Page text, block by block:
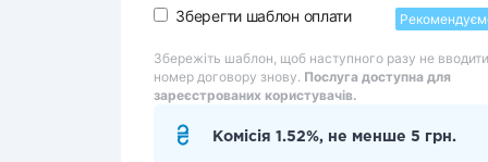
Зберегти шаблон оплати
Збережіть шаблон, щоб наступного разу не вводити
номер договору знову. Послуга доступна для
зареєстрованих користувачів.
Комісія 1.52%, не менше 5 грн.